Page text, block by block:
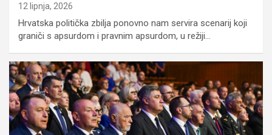
12 lipnja, 2026
Hrvatska politička zbilja ponovno nam servira scenarij koji
graniči s apsurdom i pravnim apsurdom, u režiji…